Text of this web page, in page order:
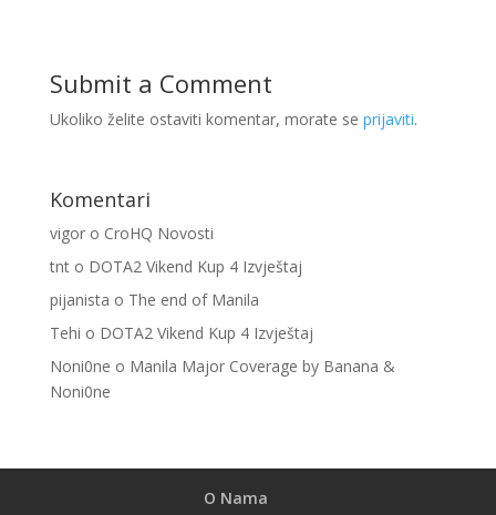
Submit a Comment
Ukoliko želite ostaviti komentar, morate se prijaviti.
Komentari
vigoro CroHQ Novosti
tnto DOTA2 Vikend Kup 4 Izvještaj
pijanista o The end of Manila
Tehi o DOTA2 Vikend Kup 4 Izvještaj
Noni0ne o Manila Major Coverage by Banana &
Noni0ne
O Nama